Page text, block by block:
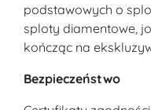
podstawowych o
sploty diamentowe,
kończąc na
Bezpieczeństwo